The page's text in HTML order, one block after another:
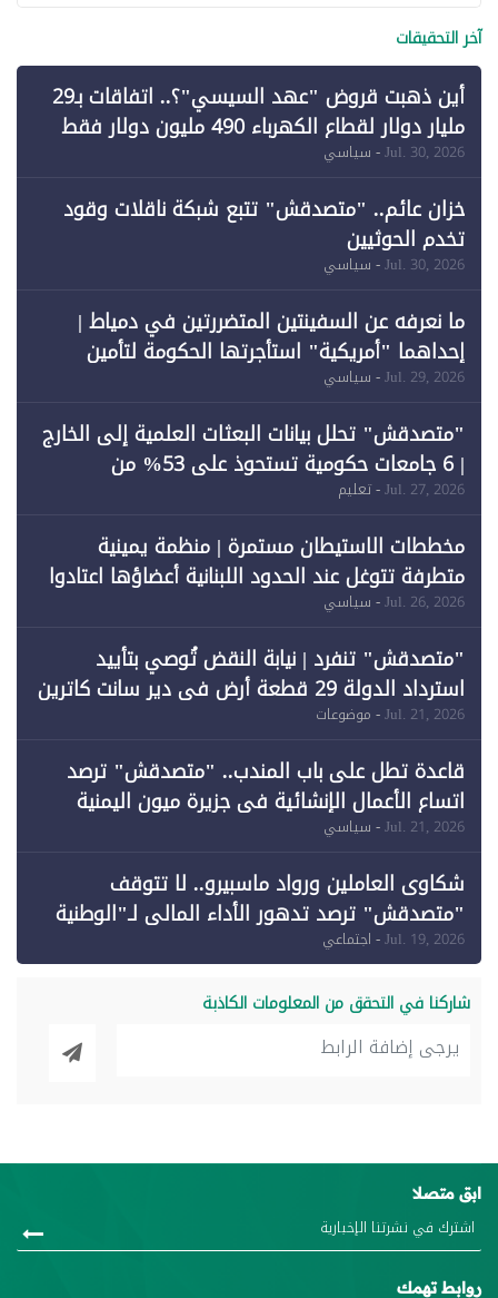
آخر التحقيقات
أين ذهبت قروض "عهد السيسي"؟.. اتفاقات بـ29
مليار دولار لقطاع الكهرباء 490 مليون دولار فقط
لـ"الطاقة المتجددة" (1)
Jul. 30, 2026- سياسي
خزان عائم.. "متصدقش" تتبع شبكة ناقلات وقود
تخدم الحوثيين
Jul. 30, 2026- سياسي
ما نعرفه عن السفينتين المتضررتين في دمياط |
إحداهما "أمريكية" استأجرتها الحكومة لتأمين
احتياجات الطاقة
Jul. 29, 2026- سياسي
"متصدقش" تحلل بيانات البعثات العلمية إلى الخارج
| 6 جامعات حكومية تستحوذ على 53% من
Jul. 27, 2026- تعليم
مخططات الاستيطان مستمرة | منظمة يمينية
متطرفة تتوغل عند الحدود اللبنانية أعضاؤها اعتادوا
خرق الحدود
Jul. 26, 2026- سياسي
"متصدقش" تنفرد | نيابة النقض تُوصي بتأييد
استرداد الدولة 29 قطعة أرض في دير سانت كاترين
وقبول طعن الحكومة جزئيًا (1)
Jul. 21, 2026- موضوعات
قاعدة تطل على باب المندب.. "متصدقش" ترصد
اتساع الأعمال الإنشائية في جزيرة ميون اليمنية
Jul. 21, 2026- سياسي
شكاوى العاملين ورواد ماسبيرو.. لا تتوقف
"متصدقش" ترصد تدهور الأداء المالي لـ"الوطنية
للإعلام"
Jul. 19, 2026- اجتماعي
شاركنا في التحقق من المعلومات الكاذبة
ابق متصلا
روابط تهمك